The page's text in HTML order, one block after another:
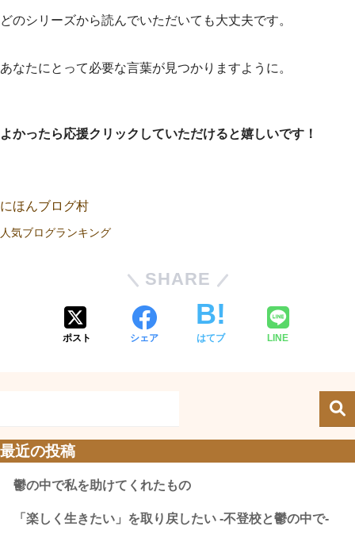
どのシリーズから読んでいただいても大丈夫です。
あなたにとって必要な言葉が見つかりますように。
よかったら応援クリックしていただけると嬉しいです！
にほんブログ村
人気ブログランキング
SHARE
ポスト シェア はてブ LINE
最近の投稿
鬱の中で私を助けてくれたもの
「楽しく生きたい」を取り戻したい -不登校と鬱の中で-